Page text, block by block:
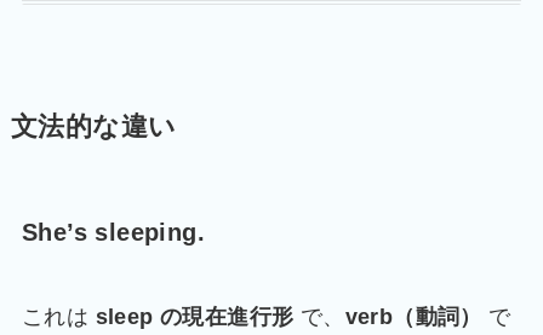
文法的な違い
She’s sleeping.
これは sleep の現在進行形 で、 verb（動詞）
で